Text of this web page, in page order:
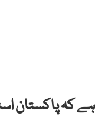
ہے کہ پاکستان